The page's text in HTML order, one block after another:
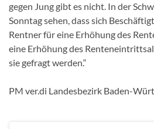
gegen Jung gibt es nicht. In der
Sonntag sehen, dass sich
Rentner für eine Erhöhung des
eine Erhöhung des
sie gefragt werden.“
PM ver.di Landesbezirk Baden-